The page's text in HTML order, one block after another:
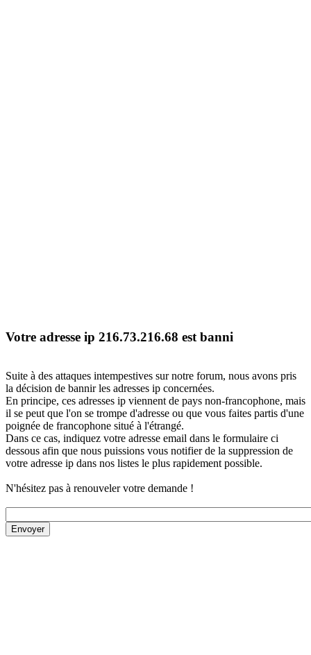
Votre adresse ip 216.73.216.68 est banni
Suite à des attaques intempestives sur notre forum, nous avons pris
la décision de bannir les adresses ip concernées.
En principe, ces adresses ip viennent de pays non-francophone, mais
il se peut que l'on se trompe d'adresse ou que vous faites partis d'une
poignée de francophone situé à l'étrangé.
Dans ce cas, indiquez votre adresse email dans le formulaire ci
dessous afin que nous puissions vous notifier de la suppression de
votre adresse ip dans nos listes le plus rapidement possible.
N'hésitez pas à renouveler votre demande !